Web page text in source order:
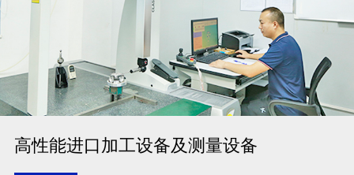
高性能进口加工设备及测量设备